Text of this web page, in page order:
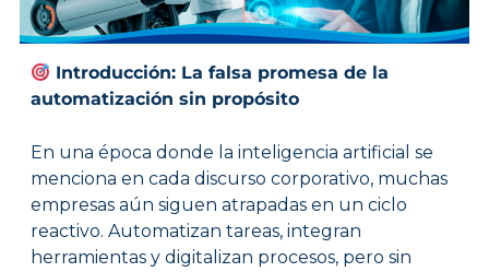
Introducción: La falsa promesa de la
automatización sin propósito
En una época donde la inteligencia artificial se
menciona en cada discurso corporativo, muchas
empresas aún siguen atrapadas en un ciclo
reactivo. Automatizan tareas, integran
herramientas y digitalizan procesos, pero sin